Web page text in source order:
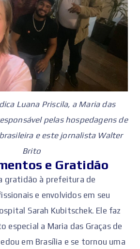
Luana Priscila, a Maria das
pelas hospedagens de
e este jornalista Walter
Brito
e Gratidão
gratidão à prefeitura de
e envolvidos em seu
Sarah Kubitschek. Ele faz
especial a Maria das Graças de
em Brasília e se tornou uma